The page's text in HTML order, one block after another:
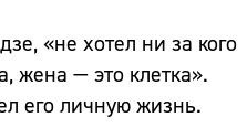
«не хотел ни за кого
жена — это клетка».
его личную жизнь.